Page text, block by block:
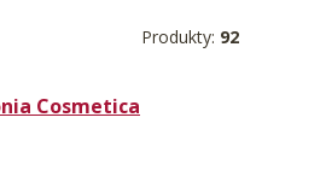
Produkty: 92
Cosmetica